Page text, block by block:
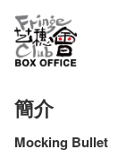
簡介
Mocking Bullet